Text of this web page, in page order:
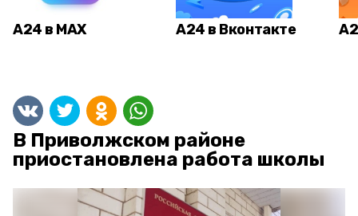
А24 в MAX А24 в Вконтакте
В Приволжском районе
приостановлена работа школы